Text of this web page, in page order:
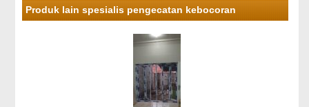
Produk lain spesialis pengecatan kebocoran